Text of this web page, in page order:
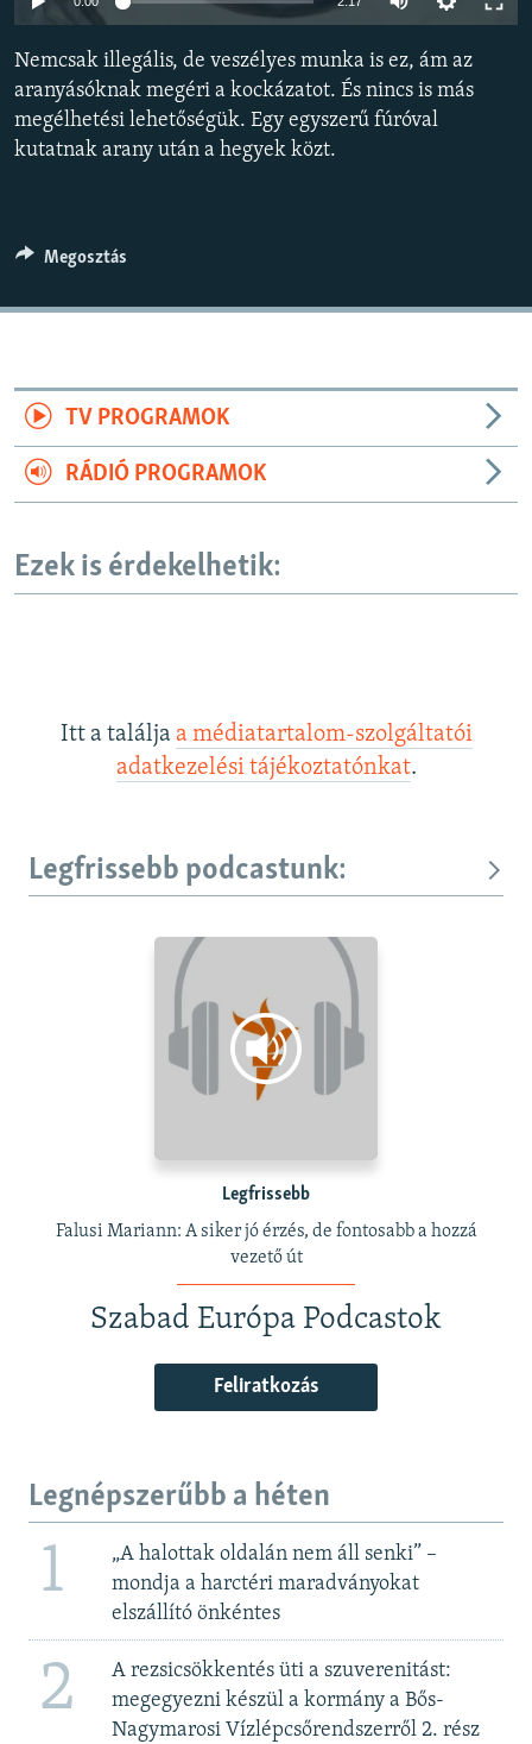
EURÓPAI UNIÓ
VILÁG
KLÍMAVÁLTOZÁS
A MÚLT TANULSÁGAI
240p 360p
480p
Nemcsak illegális, de veszélyes munka is ez, ám az
aranyásóknak megéri a kockázatot. És nincs is más
megélhetési lehetőségük. Egy egyszerű fúróval
kutatnak arany után a hegyek közt.
Megosztás
TV PROGRAMOK
RÁDIÓ PROGRAMOK
Ezek is érdekelhetik:
Itt a találja a médiatartalom-szolgáltatói
adatkezelési tájékoztatónkat.
Legfrissebb podcastunk:
Legfrissebb
Falusi Mariann: A siker jó érzés, de fontosabb a hozzá
vezető út
Szabad Európa Podcastok
Feliratkozás
Legnépszerűbb a héten
1
„A halottak oldalán nem áll senki” –
mondja a harctéri maradványokat
elszállító önkéntes
2
A rezsicsökkentés üti a szuverenitást:
megegyezni készül a kormány a Bős-
Nagymarosi Vízlépcsőrendszerről 2. rész